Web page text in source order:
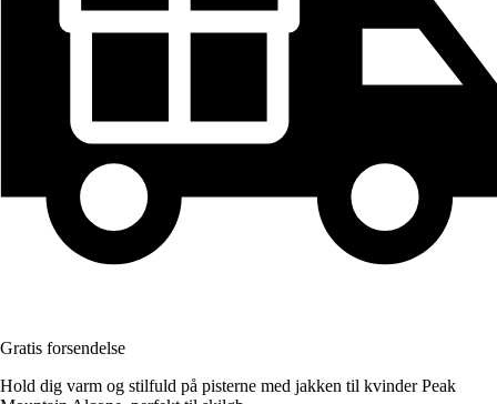
Gratis forsendelse
Hold dig varm og stilfuld på pisterne med jakken til kvinder Peak